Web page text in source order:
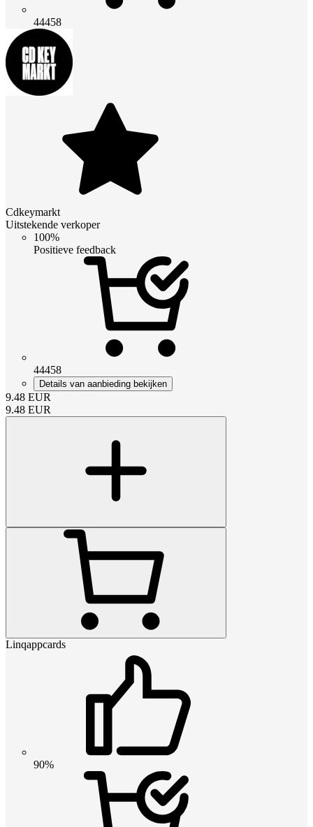
44458
Cdkeymarkt
Uitstekende verkoper
100%
Positieve feedback
44458
Details van aanbieding bekijken
9.48 EUR
9.48 EUR
Linqappcards
90%